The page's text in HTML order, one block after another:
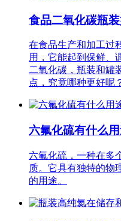
食品二氧化碳瓶
在食品生产和加工过
用，它能起到保鲜、
二氧化碳，瓶装和罐
点，究竟哪种更好呢
六氟化硫有什么
六氟化硫，一种在多
质。它具有独特的物
的用途。